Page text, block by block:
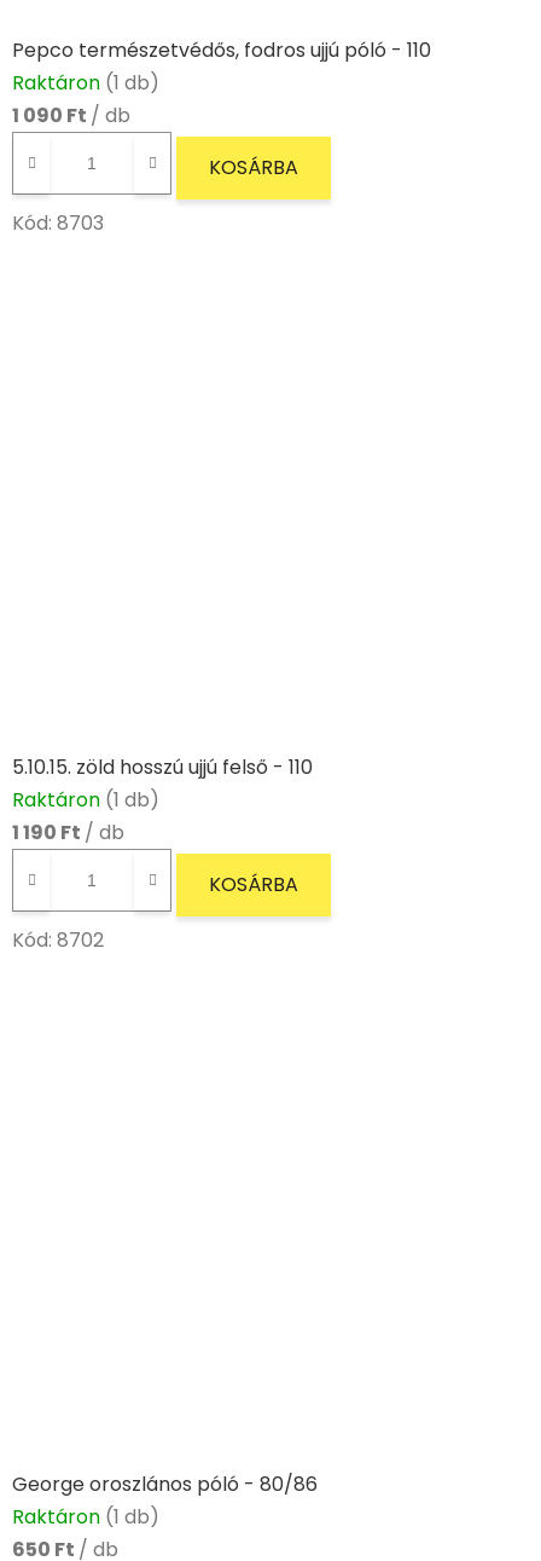
Pepco természetvédős, fodros ujjú póló - 110
Raktáron (1 db)
1 090 Ft / db
KOSÁRBA
Kód: 8703
5.10.15. zöld hosszú ujjú felső - 110
Raktáron (1 db)
1 190 Ft / db
KOSÁRBA
Kód: 8702
George oroszlános póló - 80/86
Raktáron (1 db)
650 Ft / db